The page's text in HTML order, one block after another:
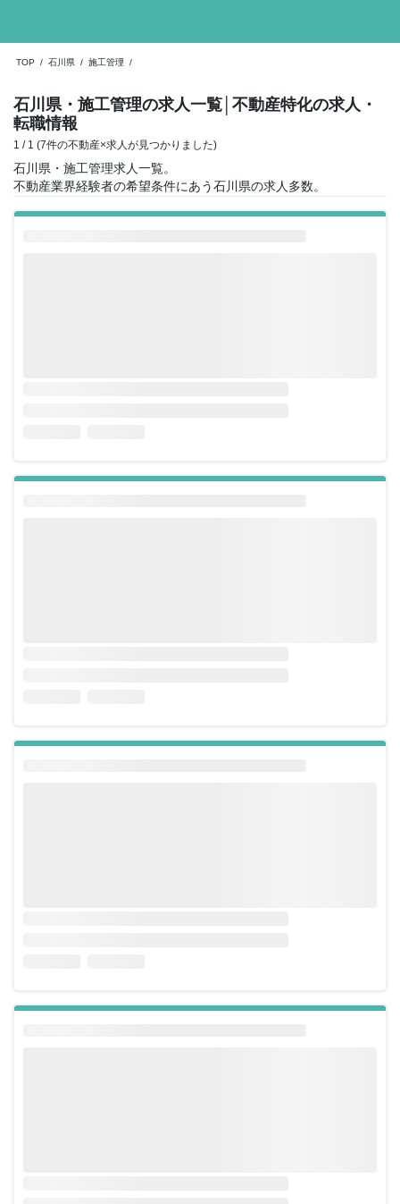
TOP / 石川県 / 施工管理 /
石川県・施工管理の求人一覧 │不動産特化の求人・
転職情報
1 / 1 (7件の不動産×求人が見つかりました)
石川県・施工管理求人一覧。
不動産業界経験者の希望条件にあう石川県の求人多数。